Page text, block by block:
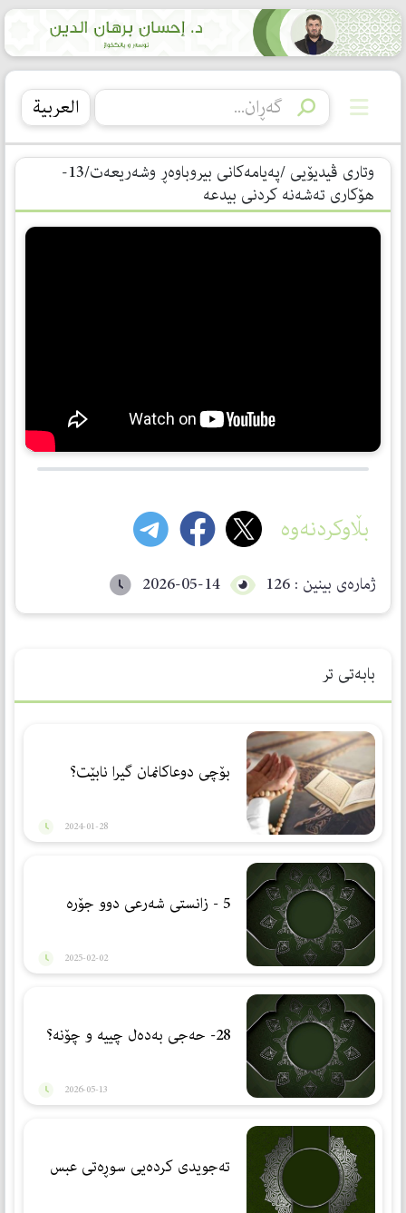
العربیة
وتاری ڤیدیۆیی /پەیامەكانی بیروباوەڕ وشەریعەت/13-
هۆكاری تەشەنە كردنی بیدعە
بڵاوکردنەوە
ژمارەی بینین : 126 2026-05-14
بابەتی تر
بۆچی دوعاكانمان گیرا نابێت؟
2024-01-28
5 - زانستی شەرعی دوو جۆرە
2025-02-02
28- حەجی بەدەل چییە و چۆنە؟
2026-05-13
تەجویدی كردەیی سوڕەتی عبس